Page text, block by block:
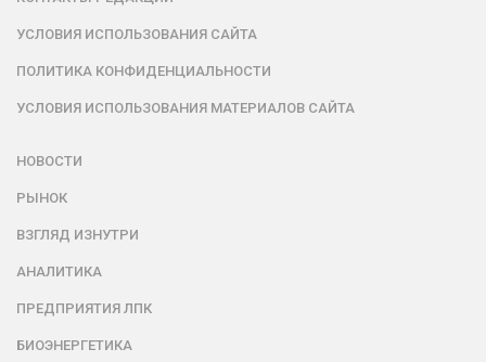
УСЛОВИЯ ИСПОЛЬЗОВАНИЯ САЙТА
ПОЛИТИКА КОНФИДЕНЦИАЛЬНОСТИ
УСЛОВИЯ ИСПОЛЬЗОВАНИЯ МАТЕРИАЛОВ САЙТА
НОВОСТИ
РЫНОК
ВЗГЛЯД ИЗНУТРИ
АНАЛИТИКА
ПРЕДПРИЯТИЯ ЛПК
БИОЭНЕРГЕТИКА